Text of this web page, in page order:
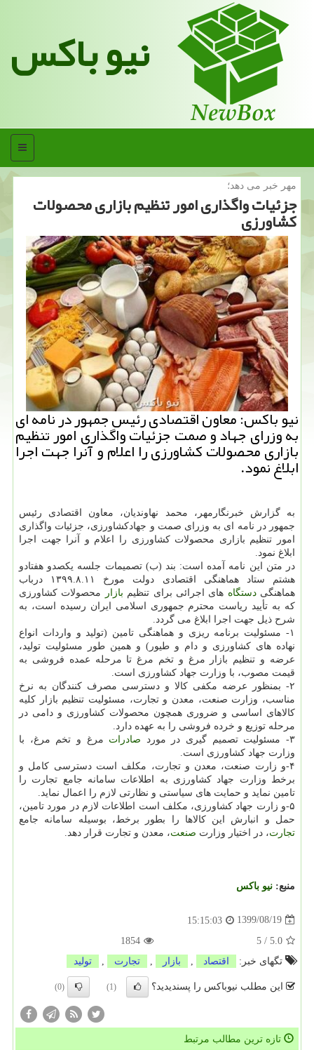
نیو باکس
منو
مهر خبر می دهد؛
جزئیات واگذاری امور تنظیم بازاری محصولات
كشاورزی
نیو باكس: معاون اقتصادی رئیس جمهور در نامه ای
به وزرای جهاد و صمت جزئیات واگذاری امور تنظیم
بازاری محصولات كشاورزی را اعلام و آنرا جهت اجرا
ابلاغ نمود.
به گزارش خبرنگارمهر، محمد نهاوندیان، معاون اقتصادی رئیس
جمهور در نامه ای به وزرای صمت و جهادکشاورزی، جزئیات واگذاری
امور تنظیم بازاری محصولات کشاورزی را اعلام و آنرا جهت اجرا
ابلاغ نمود.
در متن این نامه آمده است: بند (ب) تصمیمات جلسه یکصدو هفتادو
هشتم ستاد هماهنگی اقتصادی دولت مورخ ۱۳۹۹.۸.۱۱ درباب
هماهنگیدستگاه های اجرائی برای تنظیم بازار
محصولات کشاورزی
که به تأیید ریاست محترم جمهوری اسلامی ایران رسیده است، به
شرح ذیل جهت اجرا ابلاغ می گردد.
۱- مسئولیت برنامه ریزی و هماهنگی تامین (تولید و واردات انواع
نهاده های کشاورزی و دام و طیور) و همین طور مسئولیت تولید،
عرضه و تنظیم بازار مرغ و تخم مرغ تا مرحله عمده فروشی به
قیمت مصوب، با وزارت جهاد کشاورزی است.
۲- بمنظور عرضه مکفی کالا و دسترسی مصرف کنندگان به نرخ
مناسب، وزارت صنعت، معدن و تجارت، مسئولیت تنظیم بازار کلیه
کالاهای اساسی و ضروری همچون محصولات کشاورزی و دامی در
مرحله توزیع و خرده فروشی را به عهده دارد.
۳- مسئولیت تصمیم گیری در مورد
صادرات مرغ و تخم مرغ، با
وزارت جهاد کشاورزی است.
۴-و زارت صنعت، معدن و تجارت، مکلف است دسترسی کامل و
برخط وزارت جهاد کشاورزی به اطلاعات سامانه جامع تجارت را
تامین نماید و حمایت های سیاستی و نظارتی لازم را اعمال نماید.
۵-و زارت جهاد کشاورزی، مکلف است اطلاعات لازم در مورد تامین،
حمل و انبارش این کالاها را بطور برخط، بوسیله سامانه جامع
تجارت، در اختیار وزارت صنعت، معدن و تجارت قرار دهد.
منبع: نیو باكس
1399/08/19
15:15:03
5.0
/
5
1854
تگهای خبر:
اقتصاد بازار تجارت تولید
این مطلب نیوباکس را پسندیدید؟ (1)
(0)
تازه ترین مطالب مرتبط